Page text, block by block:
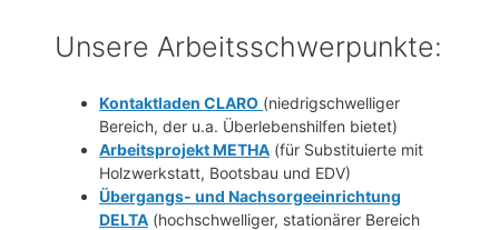
Unsere Arbeitsschwerpunkte:
Kontaktladen CLARO (niedrigschwelliger
Bereich, der u.a. Überlebenshilfen bietet)
Arbeitsprojekt METHA (für Substituierte mit
Holzwerkstatt, Bootsbau und EDV)
Übergangs- und Nachsorgeeinrichtung
DELTA (hochschwelliger, stationärer Bereich